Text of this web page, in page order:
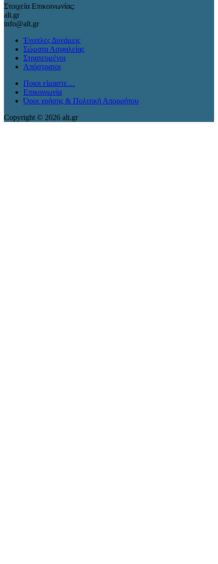
Στοιχεία Επικοινωνίας:
alt.gr
info@alt.gr
Ένοπλες Δυνάμεις
Σώματα Ασφαλείας
Στρατευμένοι
Απόστρατοι
Ποιοι είμαστε…
Επικοινωνία
Όροι χρήσης & Πολιτική Απορρήτου
Copyright © 2026 alt.gr